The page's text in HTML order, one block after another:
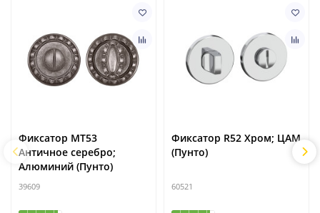
Фиксатор MT53
Античное серебро;
Алюминий (Пунто)
39609
Фиксатор R52 Хром; ЦАМ
(Пунто)
60521